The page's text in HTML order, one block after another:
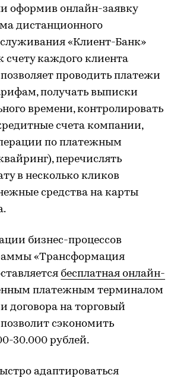
оформив онлайн-заявку
дистанционного
«Клиент-Банк»
счету каждого клиента
проводить платежи
получать выписки
времени, контролировать
счета компании,
по платежным
перечислять
в несколько кликов
средства на карты
бизнес-процессов
«Трансформация
бесплатная онлайн-
платежным терминалом
договора на торговый
сэкономить
30.000 рублей.
адаптироваться